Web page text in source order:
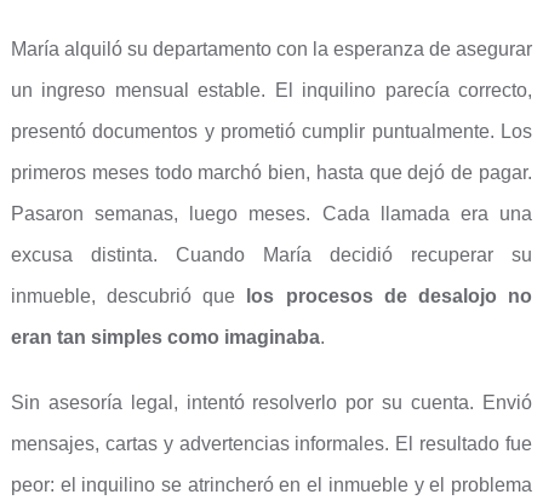
María alquiló su departamento con la esperanza de asegurar
un ingreso mensual estable. El inquilino parecía correcto,
presentó documentos y prometió cumplir puntualmente. Los
primeros meses todo marchó bien, hasta que dejó de pagar.
Pasaron semanas, luego meses. Cada llamada era una
excusa distinta. Cuando María decidió recuperar su
inmueble, descubrió que
los procesos de desalojo no
eran tan simples como imaginaba.
Sin asesoría legal, intentó resolverlo por su cuenta. Envió
mensajes, cartas y advertencias informales. El resultado fue
peor: el inquilino se atrincheró en el inmueble y el problema